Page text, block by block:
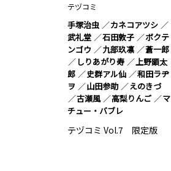
テヅコミ
手塚治虫
カネコアツシ
武礼堂
石田敦子
ボクテ
ンゴウ
九部玖凛
蒼一郎
しりあがり寿
上野顕太
郎
史群アル仙
和田ラヂ
ヲ
山田参助
えのきづ
古瀬風
高梨りんご
マ
チュー・バブレ
テヅコミ Vol.7 限定版